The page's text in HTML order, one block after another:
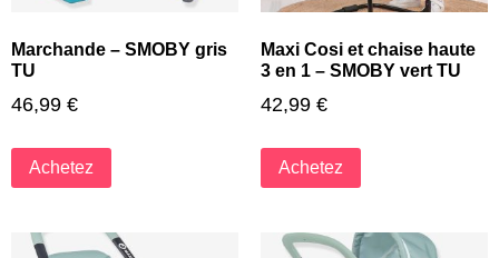
Marchande – SMOBY gris
TU
46,99 €
Achetez
Maxi Cosi et chaise haute
3 en 1 – SMOBY vert TU
42,99 €
Achetez